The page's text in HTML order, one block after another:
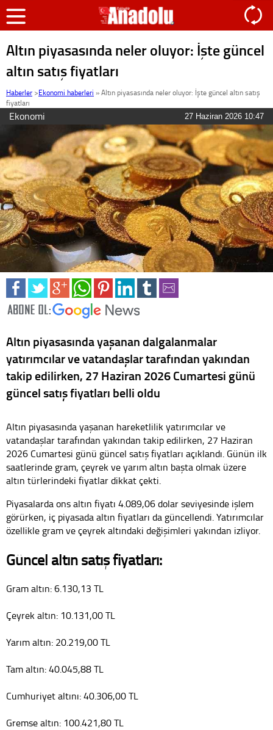
Altın piyasasında neler oluyor: İşte güncel
altın satış fiyatları
Haberler >Ekonomi haberleri »Altın piyasasında neler oluyor: İşte güncel altın satış
fiyatları
Ekonomi 27 Haziran 2026 10:47
Altın piyasasında yaşanan dalgalanmalar
yatırımcılar ve vatandaşlar tarafından yakından
takip edilirken, 27 Haziran 2026 Cumartesi günü
güncel satış fiyatları belli oldu
Altın piyasasında yaşanan hareketlilik yatırımcılar ve
vatandaşlar tarafından yakından takip edilirken, 27 Haziran
2026 Cumartesi günü güncel satış fiyatları açıklandı. Günün ilk
saatlerinde gram, çeyrek ve yarım altın başta olmak üzere
altın türlerindeki fiyatlar dikkat çekti.
Piyasalarda ons altın fiyatı 4.089,06 dolar seviyesinde işlem
görürken, iç piyasada altın fiyatları da güncellendi. Yatırımcılar
özellikle gram ve çeyrek altındaki değişimleri yakından izliyor.
Güncel altın satış fiyatları:
Gram altın: 6.130,13 TL
Çeyrek altın: 10.131,00 TL
Yarım altın: 20.219,00 TL
Tam altın: 40.045,88 TL
Cumhuriyet altını: 40.306,00 TL
Gremse altın: 100.421,80 TL